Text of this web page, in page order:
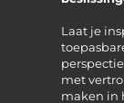
Laat je
met
maken in